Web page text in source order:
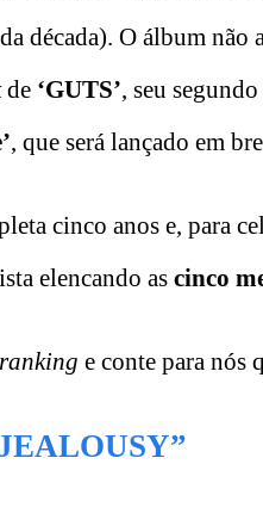
década). O álbum
de ‘GUTS’, seu
, que será lançado em
cinco anos e, para
elencando as cinco
ranking e conte para nós